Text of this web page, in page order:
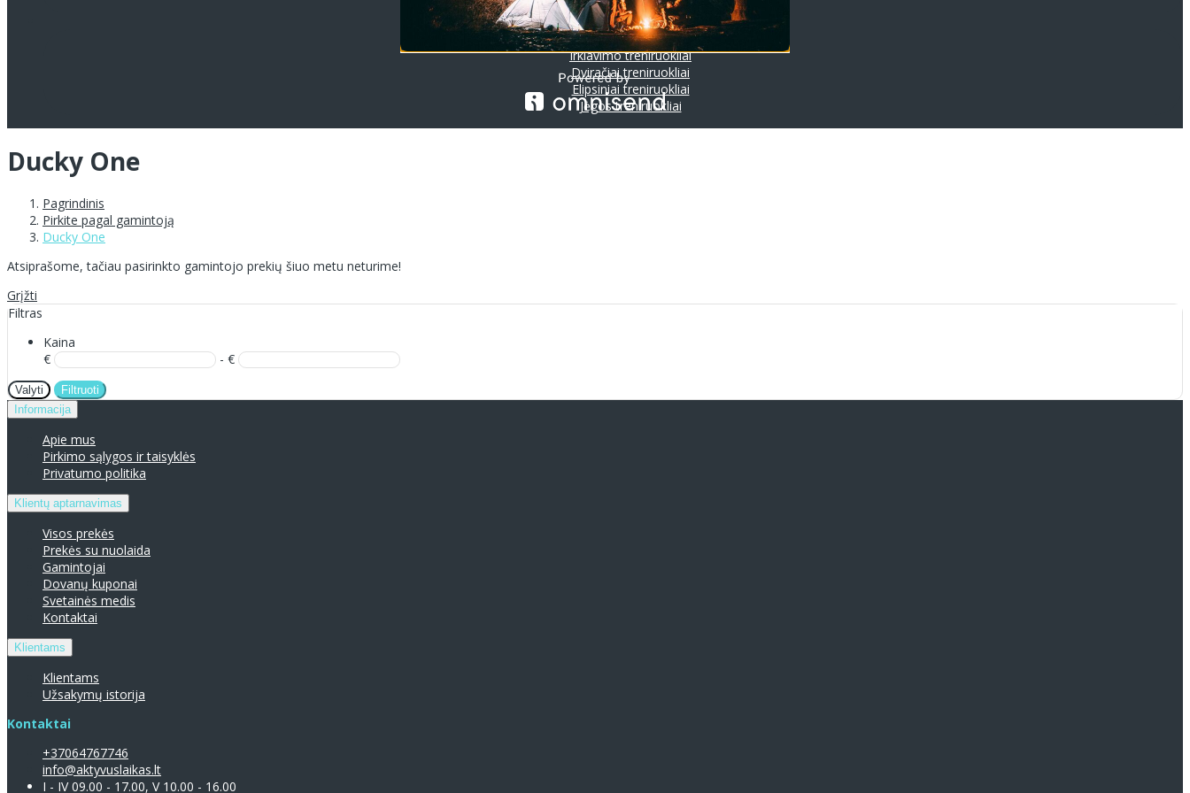
Treniruokliai
Bėgimo takeliai
Irklavimo treniruokliai
Dviračiai treniruokliai
Elipsiniai treniruokliai
Jėgos treniruokliai
Ducky One
Pagrindinis
Pirkite pagal gamintoją
Ducky One
Atsiprašome, tačiau pasirinkto gamintojo prekių šiuo metu neturime!
Grįžti
Filtras
Kaina
€
- €
Valyti
Filtruoti
Informacija
Apie mus
Pirkimo sąlygos ir taisyklės
Privatumo politika
Klientų aptarnavimas
Visos prekės
Prekės su nuolaida
Gamintojai
Dovanų kuponai
Svetainės medis
Kontaktai
Klientams
Klientams
Užsakymų istorija
Kontaktai
+37064767746
info@aktyvuslaikas.lt
I - IV 09.00 - 17.00, V 10.00 - 16.00